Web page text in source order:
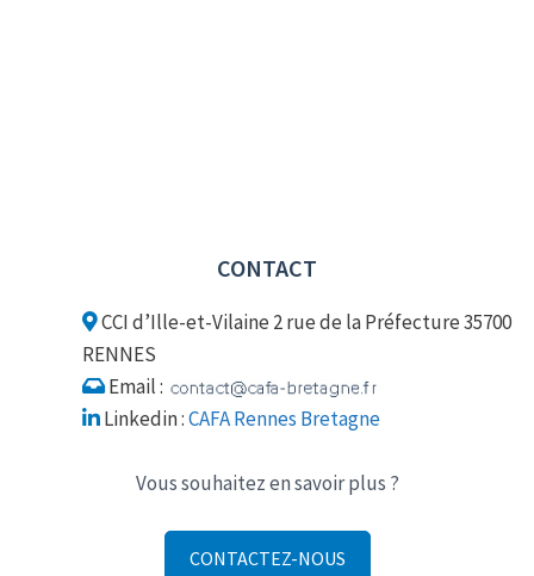
CONTACT
CCI d’Ille-et-Vilaine 2 rue de la Préfecture 35700
RENNES
Email :
Linkedin :CAFA Rennes Bretagne
Vous souhaitez en savoir plus ?
CONTACTEZ-NOUS